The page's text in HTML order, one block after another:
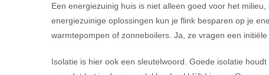
Een energiezuinig huis is niet alleen goed voor het
energiezuinige oplossingen kun je flink besparen op je
warmtepompen of zonneboilers. Ja, ze vragen een
Isolatie is hier ook een sleutelwoord. Goede isolatie